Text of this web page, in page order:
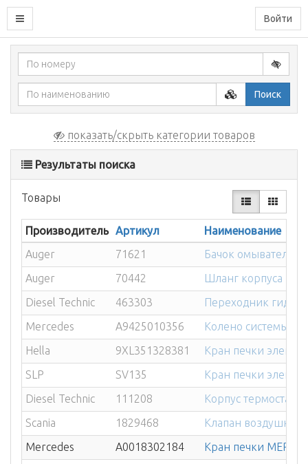
Войти
Поиск
показать/скрыть категории товаров
Результаты поиска
Товары
Производитель Артикул
Наименование
Auger
71621
Бачок омывателя
Auger
70442
Шланг корпуса
Diesel Technic
463303
Переходник
Mercedes
A9425010356
Колено системы
Hella
9XL351328381
Кран печки
SLP
SV135
Кран печки
Diesel Technic
111208
Корпус термостата
Scania
1829468
Клапан
Mercedes
A0018302184
Кран печки